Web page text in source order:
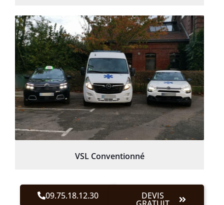
VSL Conventionné
09.75.18.12.30 DEVIS